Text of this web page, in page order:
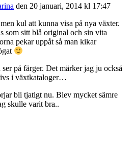
den 20 januari, 2014 kl 17:47
kul att kunna visa på nya växter.
som sitt blå original och sin vita
pekar uppåt så man kikar
på färger. Det märker jag ju också
i växtkataloger…
bli tjatigt nu. Blev mycket sämre
skulle varit bra..